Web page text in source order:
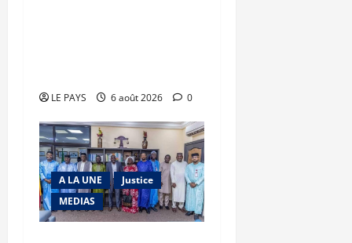
LE PAYS 6 août 2026 0
A LA UNE
Justice
MEDIAS